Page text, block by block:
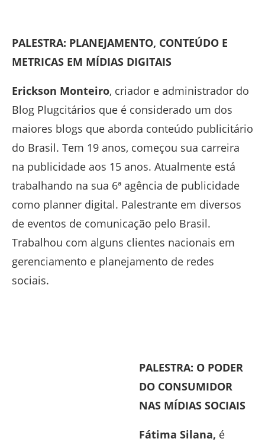
PALESTRA: PLANEJAMENTO, CONTEÚDO E
METRICAS EM MÍDIAS DIGITAIS
Erickson Monteiro, criador e administrador do
Blog Plugcitários que é considerado um dos
maiores blogs que aborda conteúdo publicitário
do Brasil. Tem 19 anos, começou sua carreira
na publicidade aos 15 anos. Atualmente está
trabalhando na sua 6ª agência de publicidade
como planner digital. Palestrante em diversos
de eventos de comunicação pelo Brasil.
Trabalhou com alguns clientes nacionais em
gerenciamento e planejamento de redes
sociais.
PALESTRA: O PODER
DO CONSUMIDOR
NAS MÍDIAS SOCIAIS
Fátima Silana, é